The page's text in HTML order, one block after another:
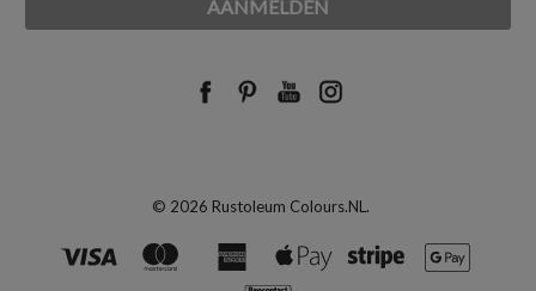
© 2026 Rustoleum Colours.NL.